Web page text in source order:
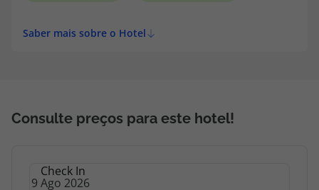
Saber mais sobre o Hotel
Consulte preços para este hotel!
Check In